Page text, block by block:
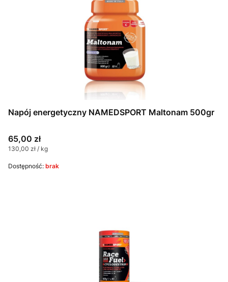
Napój energetyczny NAMEDSPORT Maltonam 500gr
Cena
65,00 zł
Cena jednostkowa
130,00 zł / kg
Dostępność: brak